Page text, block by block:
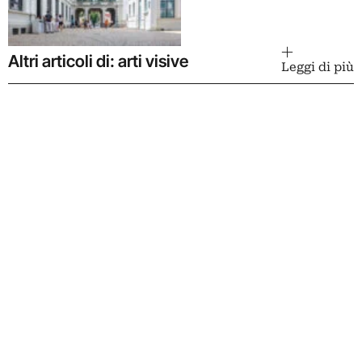
Altri articoli di: arti visive Leggi di più